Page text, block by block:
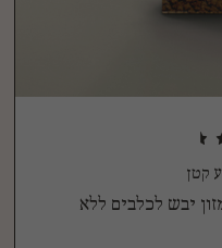
קטן
יבש לכלבים ללא